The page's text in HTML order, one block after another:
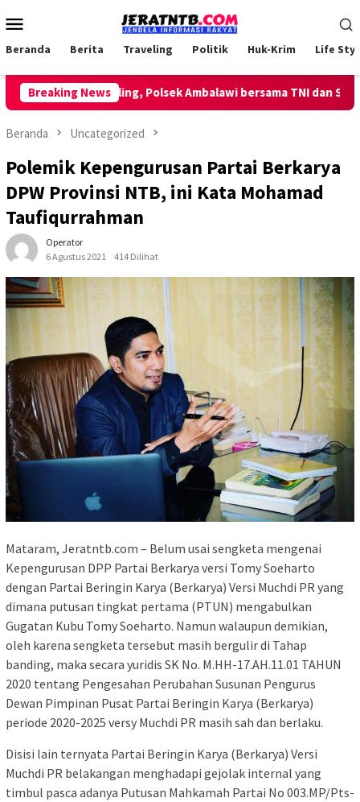
ke
Mobile
Beranda Berita Traveling Politik Huk-Krim Life
Breaking News
Patroli Keliling, Polsek Ambalawi bersama TNI dan SatPolPP
Beranda Uncategorized
Polemik Kepengurusan Partai Berkarya
DPW Provinsi NTB, ini Kata Mohamad
Taufiqurrahman
Operator
6 Agustus 2021
414 Dilihat
Mataram, Jeratntb.com – Belum usai sengketa mengenai
Kepengurusan DPP Partai Berkarya versi Tomy Soeharto
dengan Partai Beringin Karya (Berkarya) Versi Muchdi PR yang
dimana putusan tingkat pertama (PTUN) mengabulkan
Gugatan Kubu Tomy Soeharto. Namun walaupun demikian,
oleh karena sengketa tersebut masih bergulir di Tahap
banding, maka secara yuridis SK No. M.HH-17.AH.11.01 TAHUN
2020 tentang Pengesahan Perubahan Susunan Pengurus
Dewan Pimpinan Pusat Partai Beringin Karya (Berkarya)
periode 2020-2025 versy Muchdi PR masih sah dan berlaku.
Disisi lain ternyata Partai Beringin Karya (Berkarya) Versi
Muchdi PR belakangan menghadapi gejolak internal yang
timbul pasca adanya Putusan Mahkamah Partai No 003.MP/Pts-